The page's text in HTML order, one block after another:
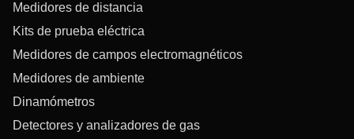
Medidores de distancia
Kits de prueba eléctrica
Medidores de campos electromagnéticos
Medidores de ambiente
Dinamómetros
Detectores y analizadores de gas